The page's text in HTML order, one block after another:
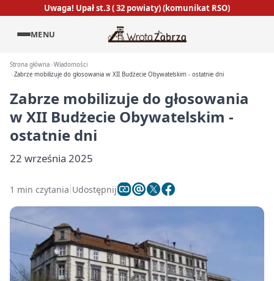
Uwaga! Upał st.3 ( 32 powiaty) (komunikat RSO)
MENU
Strona główna Wiadomości
Zabrze mobilizuje do głosowania w XII Budżecie Obywatelskim - ostatnie dni
Zabrze mobilizuje do głosowania
w XII Budżecie Obywatelskim -
ostatnie dni
22 września 2025
1 min czytania Udostępnij